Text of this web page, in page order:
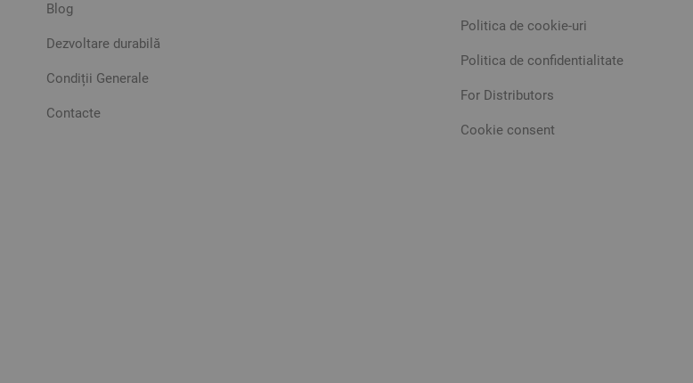
Blog
Dezvoltare durabilă
Condiții Generale
Contacte
Politica de cookie-uri
Politica de confidentialitate
For Distributors
Cookie consent